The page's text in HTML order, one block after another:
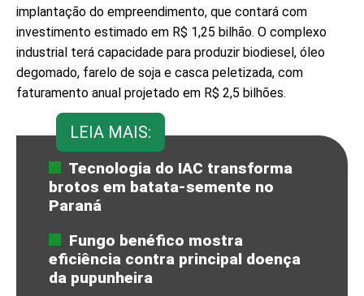
implantação do empreendimento, que contará com
investimento estimado em R$ 1,25 bilhão. O complexo
industrial terá capacidade para produzir biodiesel, óleo
degomado, farelo de soja e casca peletizada, com
faturamento anual projetado em R$ 2,5 bilhões.
LEIA MAIS:
Tecnologia do IAC transforma
brotos em batata-semente no
Paraná
Fungo benéfico mostra
eficiência contra principal doença
da pupunheira